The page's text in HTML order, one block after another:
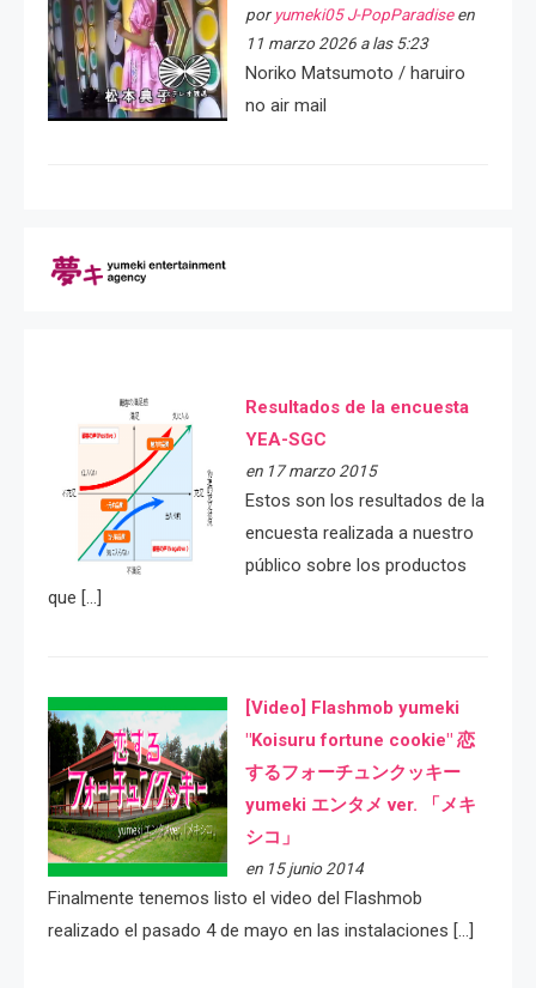
por yumeki05 J-PopParadiseen
11 marzo 2026 a las 5:23
Noriko Matsumoto / haruiro
no air mail
Resultados de la encuesta
YEA-SGC
en 17 marzo 2015
Estos son los resultados de la
encuesta realizada a nuestro
público sobre los productos
que […]
[Video] Flashmob yumeki
"Koisuru fortune cookie" 恋
するフォーチュンクッキー
yumeki エンタメ ver. 「メキ
シコ」
en 15 junio 2014
Finalmente tenemos listo el video del Flashmob
realizado el pasado 4 de mayo en las instalaciones […]